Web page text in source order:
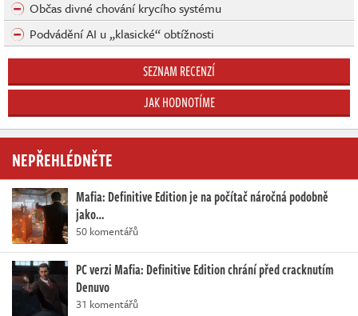
Občas divné chování krycího systému
Podvádění AI u „klasické“ obtížnosti
SEZNAM RECENZÍ
JAK HODNOTÍME
NEPŘEHLÉDNĚTE
Mafia: Definitive Edition je na počítač náročná podobně
jako…
50 komentářů
PC verzi Mafia: Definitive Edition chrání před cracknutím
Denuvo
31 komentářů